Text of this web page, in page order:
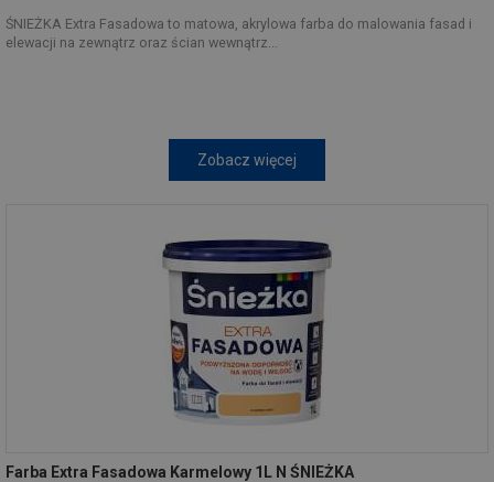
ŚNIEŻKA Extra Fasadowa to matowa, akrylowa farba do malowania fasad i
elewacji na zewnątrz oraz ścian wewnątrz...
Zobacz więcej
Farba Extra Fasadowa Karmelowy 1L N ŚNIEŻKA